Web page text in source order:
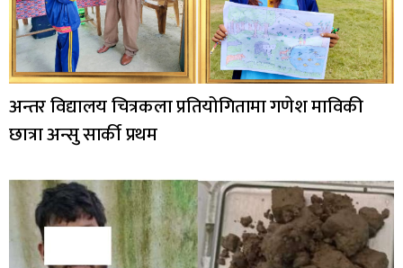
अन्तर विद्यालय चित्रकला प्रतियोगितामा गणेश माविकी
छात्रा अन्सु सार्की प्रथम